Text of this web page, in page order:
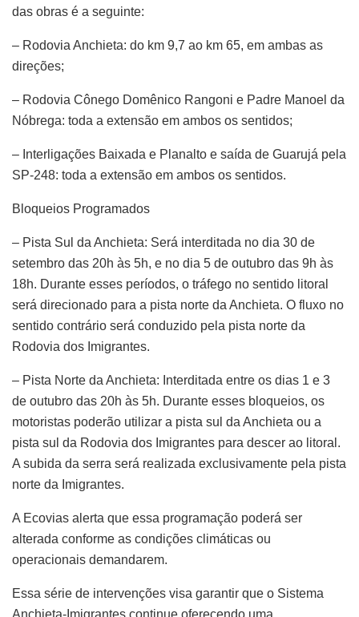
das obras é a seguinte:
– Rodovia Anchieta: do km 9,7 ao km 65, em ambas as
direções;
– Rodovia Cônego Domênico Rangoni e Padre Manoel da
Nóbrega: toda a extensão em ambos os sentidos;
– Interligações Baixada e Planalto e saída de Guarujá pela
SP-248: toda a extensão em ambos os sentidos.
Bloqueios Programados
– Pista Sul da Anchieta: Será interditada no dia 30 de
setembro das 20h às 5h, e no dia 5 de outubro das 9h às
18h. Durante esses períodos, o tráfego no sentido litoral
será direcionado para a pista norte da Anchieta. O fluxo no
sentido contrário será conduzido pela pista norte da
Rodovia dos Imigrantes.
– Pista Norte da Anchieta: Interditada entre os dias 1 e 3
de outubro das 20h às 5h. Durante esses bloqueios, os
motoristas poderão utilizar a pista sul da Anchieta ou a
pista sul da Rodovia dos Imigrantes para descer ao litoral.
A subida da serra será realizada exclusivamente pela pista
norte da Imigrantes.
A Ecovias alerta que essa programação poderá ser
alterada conforme as condições climáticas ou
operacionais demandarem.
Essa série de intervenções visa garantir que o Sistema